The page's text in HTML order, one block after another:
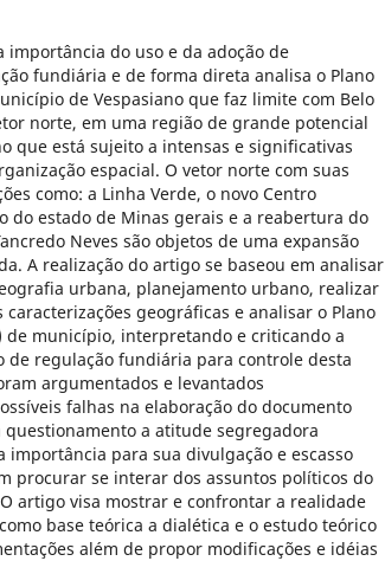
do uso e da adoção de
fundiária e de forma direta analisa o Plano
de Vespasiano que faz limite com Belo
norte, em uma região de grande potencial
que está sujeito a intensas e significativas
espacial. O vetor norte com suas
como: a Linha Verde, o novo Centro
do estado de Minas gerais e a reabertura do
Neves são objetos de uma expansão
A realização do artigo se baseou em analisar
urbana, planejamento urbano, realizar
caracterizações geográficas e analisar o Plano
de município, interpretando e criticando a
de regulação fundiária para controle desta
argumentados e levantados
falhas na elaboração do documento
questionamento a atitude segregadora
importância para sua divulgação e escasso
procurar se interar dos assuntos políticos do
artigo visa mostrar e confrontar a realidade
base teórica a dialética e o estudo teórico
além de propor modificações e idéias